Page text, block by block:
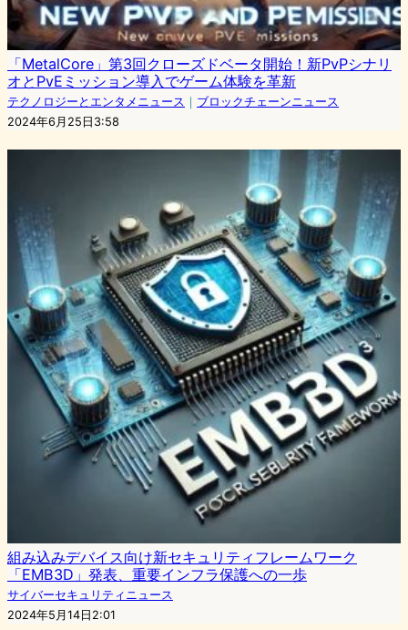
「MetalCore」第3回クローズドベータ開始！新PvPシナリ
オとPvEミッション導入でゲーム体験を革新
テクノロジーとエンタメニュース ｜ ブロックチェーンニュース
2024年6月25日3:58
組み込みデバイス向け新セキュリティフレームワーク
「EMB3D」発表、重要インフラ保護への一歩
サイバーセキュリティニュース
2024年5月14日2:01